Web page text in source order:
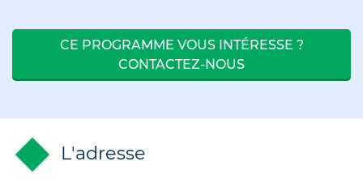
CE PROGRAMME VOUS INTÉRESSE ?
CONTACTEZ-NOUS
L'adresse